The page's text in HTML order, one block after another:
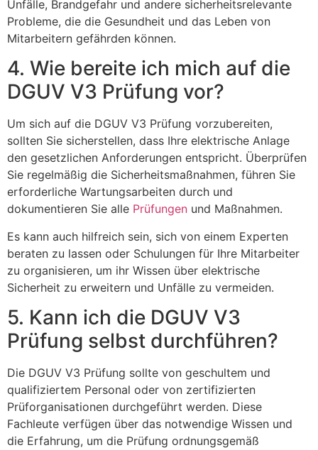
Unfälle, Brandgefahr und andere sicherheitsrelevante
Probleme, die die Gesundheit und das Leben von
Mitarbeitern gefährden können.
4. Wie bereite ich mich auf die
DGUV V3 Prüfung vor?
Um sich auf die DGUV V3 Prüfung vorzubereiten,
sollten Sie sicherstellen, dass Ihre elektrische Anlage
den gesetzlichen Anforderungen entspricht. Überprüfen
Sie regelmäßig die Sicherheitsmaßnahmen, führen Sie
erforderliche Wartungsarbeiten durch und
dokumentieren Sie alle Prüfungen und Maßnahmen.
Es kann auch hilfreich sein, sich von einem Experten
beraten zu lassen oder Schulungen für Ihre Mitarbeiter
zu organisieren, um ihr Wissen über elektrische
Sicherheit zu erweitern und Unfälle zu vermeiden.
5. Kann ich die DGUV V3
Prüfung selbst durchführen?
Die DGUV V3 Prüfung sollte von geschultem und
qualifiziertem Personal oder von zertifizierten
Prüforganisationen durchgeführt werden. Diese
Fachleute verfügen über das notwendige Wissen und
die Erfahrung, um die Prüfung ordnungsgemäß